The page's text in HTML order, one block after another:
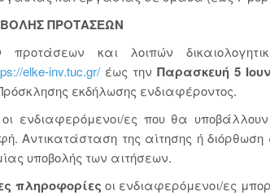
ΠΡΟΤΑΣΕΩΝ
και λοιπών
elke-inv.tuc.gr/ έως τηνΠαρασκευή 5
εκδήλωσης ενδιαφέροντος.
ενδιαφερόμενοι/ες που θα
Αντικατάσταση της αίτησης ή
υποβολής των αιτήσεων.
πληροφορίες οι ενδιαφερόμενοι/ες